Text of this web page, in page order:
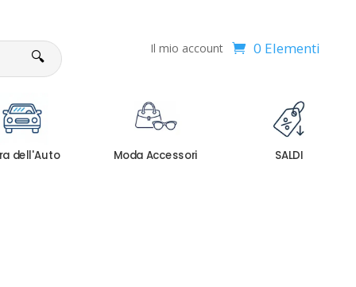
🔍 Il mio account 0 Elementi
dell'Auto Moda Accessori SALDI